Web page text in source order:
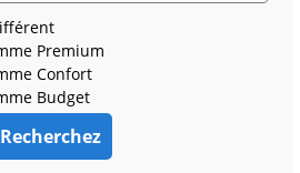
Premium
Confort
Budget